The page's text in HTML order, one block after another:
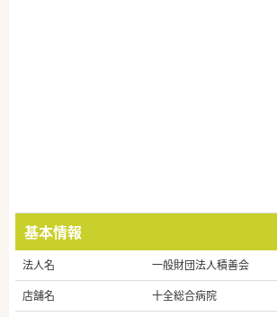
基本情報
法人名
一般財団法人積善会
店舗名
十全総合病院